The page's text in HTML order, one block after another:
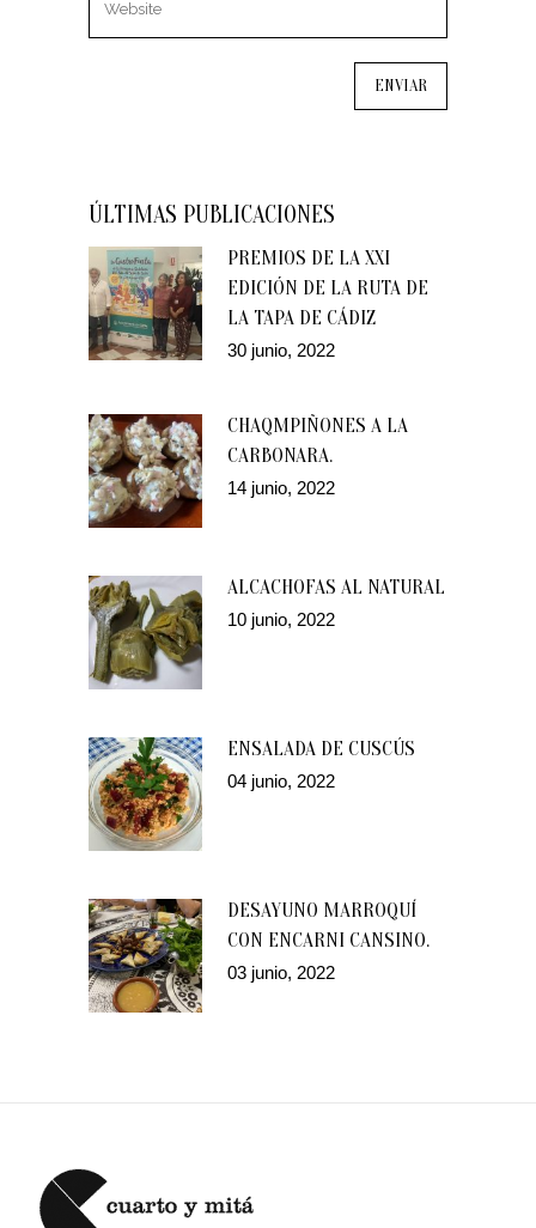
ÚLTIMAS PUBLICACIONES
PREMIOS DE LA XXI
EDICIÓN DE LA RUTA DE
LA TAPA DE CÁDIZ
30 junio, 2022
CHAQMPIÑONES A LA
CARBONARA.
14 junio, 2022
ALCACHOFAS AL NATURAL
10 junio, 2022
ENSALADA DE CUSCÚS
04 junio, 2022
DESAYUNO MARROQUÍ
CON ENCARNI CANSINO.
03 junio, 2022